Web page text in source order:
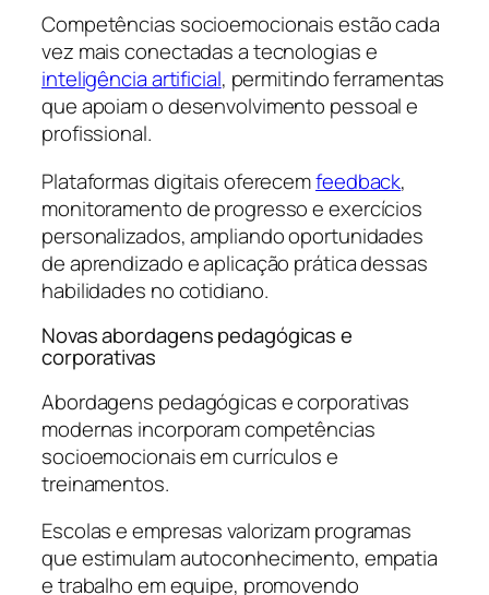
Competências socioemocionais estão cada
vez mais conectadas a tecnologias e
inteligência artificial, permitindo ferramentas
que apoiam o desenvolvimento pessoal e
profissional.
Plataformas digitais oferecemfeedback,
monitoramento de progresso e exercícios
personalizados, ampliando oportunidades
de aprendizado e aplicação prática dessas
habilidades no cotidiano.
Novas abordagens pedagógicas e
corporativas
Abordagens pedagógicas e corporativas
modernas incorporam competências
socioemocionais em currículos e
treinamentos.
Escolas e empresas valorizam programas
que estimulam autoconhecimento, empatia
e trabalho em equipe, promovendo